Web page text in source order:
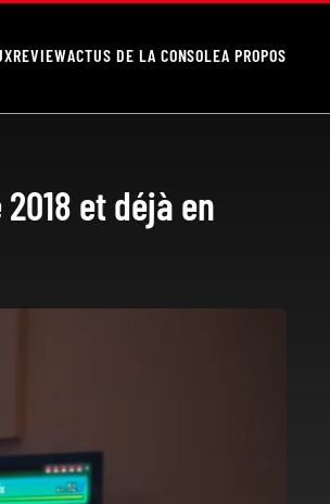
REVIEWACTUS DE LA CONSOLEA PROPOS
et déjà en